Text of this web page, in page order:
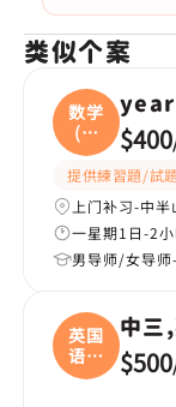
类似个案
数学
(奧
數
year
$400
提供練習題/試
上门补习-中
一星期1日-2
男导师/女导师
英国
语文
(
中三
$500